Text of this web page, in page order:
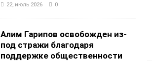
22, июль 2026 0
Алим Гарипов освобожден из-
под стражи благодаря
поддержке общественности